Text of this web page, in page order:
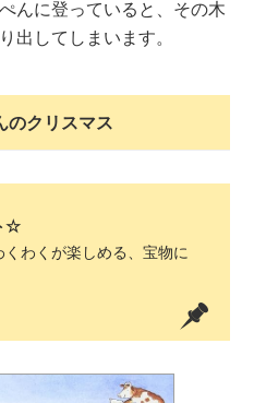
んに登っていると、その木
出してしまいます。
のクリスマス
☆
わくが楽しめる、宝物に